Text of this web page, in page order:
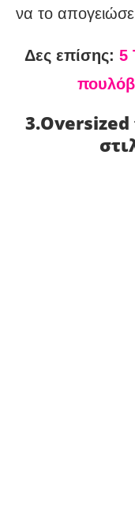
να το
Δες επίσης: 5
3.Oversized